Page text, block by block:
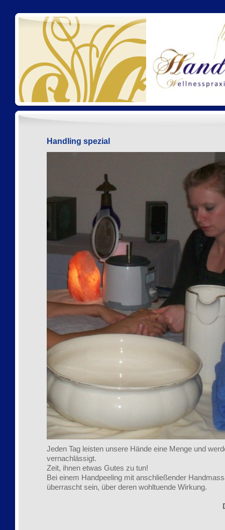
Handling spezial
Jeden Tag leisten unsere Hände eine Menge und
vernachlässigt.
Zeit, ihnen etwas Gutes zu tun!
Bei einem Handpeeling mit anschließender
überrascht sein, über deren wohltuende Wirkung.